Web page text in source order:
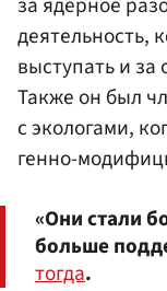
деятельность,
выступать и за
Также он был
с экологами,
генно-
«Они стали
больше
тогда.